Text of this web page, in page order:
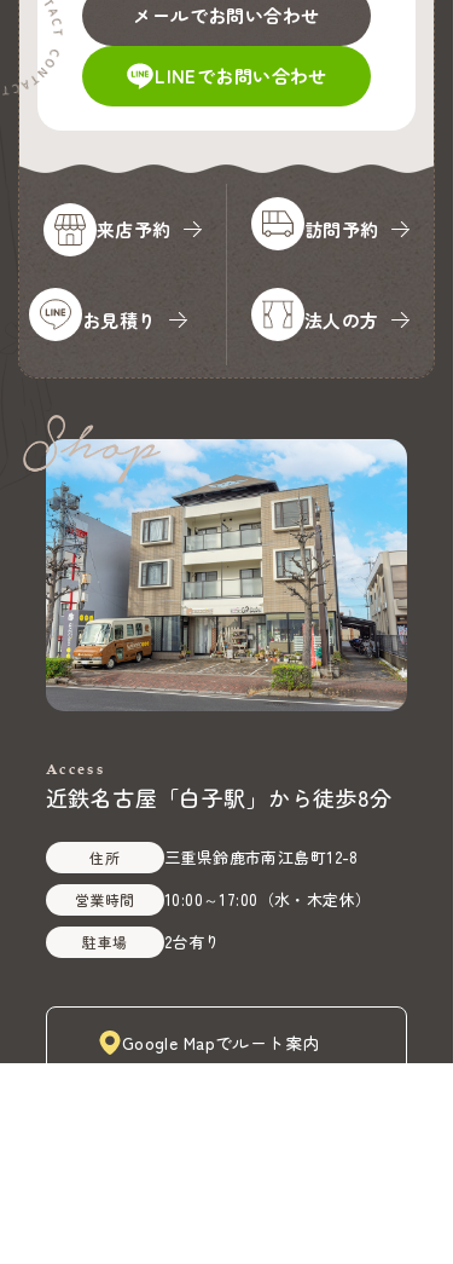
メールでお問い合わせ
LINEでお問い合わせ
来店予約 訪問予約
お見積り 法人の方
Access
近鉄名古屋「白子駅」から徒歩8分
住所 三重県鈴鹿市南江島町12-8
営業時間 10:00～17:00 （水・木定休）
駐車場 2台有り
Google Mapでルート案内